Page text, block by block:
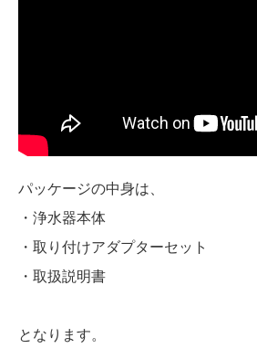
パッケージの中身は、
・浄水器本体
・取り付けアダプターセット
・取扱説明書
となります。